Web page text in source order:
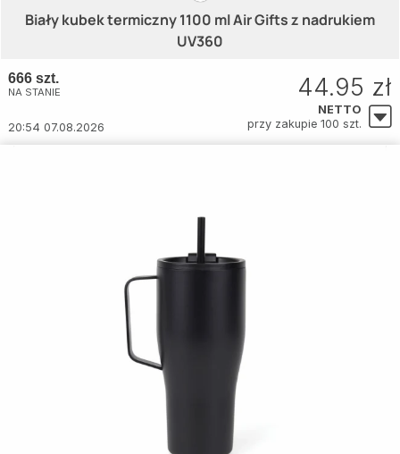
Biały kubek termiczny 1100 ml Air Gifts z nadrukiem
UV360
666 szt.
NA STANIE
20:54 07.08.2026
44.95 zł
NETTO
przy zakupie 100 szt.